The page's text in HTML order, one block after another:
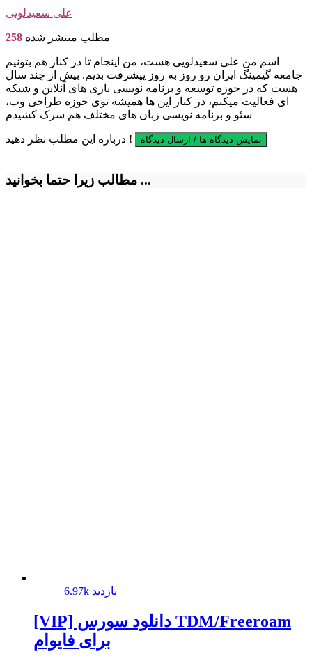
علی سعیدلویی
258 مطلب منتشر شده
اسم من علی سعیدلویی هست، من اینجام تا در کنار هم بتونیم
جامعه گیمینگ ایران رو روز به روز پیشرفت بدیم. بیش از چند سال
هست که در حوزه توسعه و برنامه نویسی بازی های آنلاین و شبکه
ای فعالیت میکنم، در کنار این ها همیشه توی حوزه طراحی وب،
سئو و برنامه نویسی زبان های مختلف هم سرک کشیدم
درباره این مطلب نظر دهید ! نمایش دیدگاه ها / ارسال دیدگاه
مطالب زیرا حتما بخوانید ...
6.97k بازدید
[VIP] دانلود سورس TDM/Freeroam
برای فایوام